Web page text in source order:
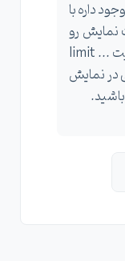
داره با
رو
حذف کنه ... limit یعنی محدودیت ... limit
نمایش
باشید.